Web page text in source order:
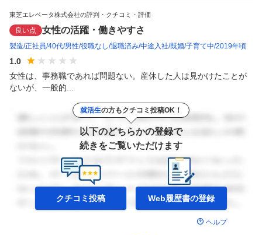
東芝エレベータ株式会社の評判・クチコミ・評価
良い点 女性の活躍・働きやすさ
製造 正社員 40代 男性 役職なし 退職済み 中途入社 既婚 子育て中 2019年頃
1.0
女性は、事務職であれば問題ない。産休した人は見かけたことが
ないが、一般的...
就活生の方もクチコミ投稿OK！
以下のどちらかの登録で
続きをご覧いただけます
クチコミ投稿 Web履歴書の登録
ヘルプ